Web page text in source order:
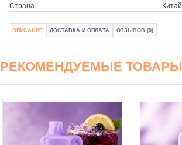
Страна
Китай
ОПИСАНИЕ ДОСТАВКА И ОПЛАТА ОТЗЫВОВ (0)
РЕКОМЕНДУЕМЫЕ ТОВАРЫ